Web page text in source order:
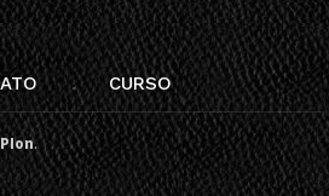
CURSO
.